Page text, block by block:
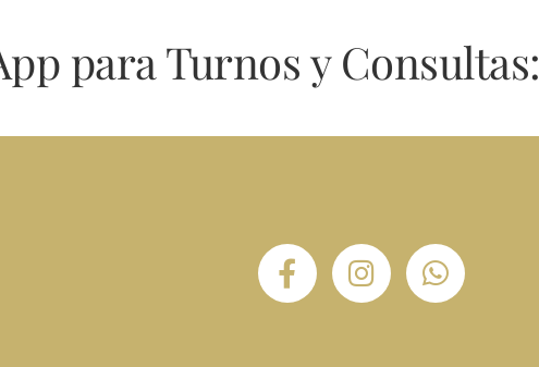
para Turnos y Consultas:
F
a
I
n
W
h